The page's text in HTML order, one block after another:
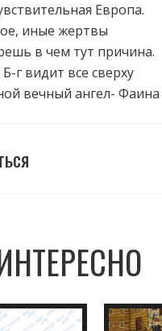
Европа.
иные жертвы
в чем тут причина.
г видит все сверху
вечный ангел- Фаина